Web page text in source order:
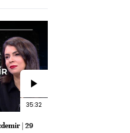
35:32
| 29